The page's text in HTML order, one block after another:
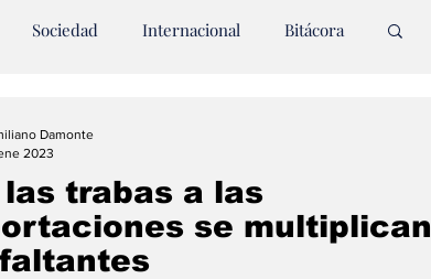
Sociedad Internacional Bitácora
las trabas a las
se multiplican
Damonte
2023